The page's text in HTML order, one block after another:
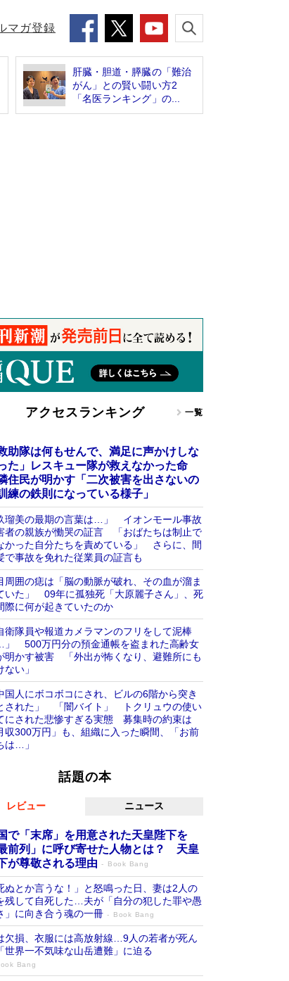
マガ登録
肝臓・胆道・膵臓の「難治
がん」との賢い闘い方2
「名医ランキング」の...
アクセスランキング 一覧
救助隊は何もせんで、満足に声かけしな
た」レスキュー隊が救えなかった命
住民が明かす「二次被害を出さないの
練の鉄則になっている様子」
瑠美の最期の言葉は…」 イオンモール事故
者の親族が慟哭の証言 「おばたちは制止で
かった自分たちを責めている」 さらに、間
で事故を免れた従業員の証言も
周囲の痣は「脳の動脈が破れ、その血が溜ま
いた」 09年に孤独死「大原麗子さん」、死
際に何が起きていたのか
衛隊員や報道カメラマンのフリをして泥棒
」 500万円分の預金通帳を盗まれた高齢女
明かす被害 「外出が怖くなり、避難所にも
ない」
国人にボコボコにされ、ビルの6階から突き
された」 「闇バイト」 トクリュウの使い
にされた悲惨すぎる実態 募集時の約束は
収300万円」も、組織に入った瞬間、「お前
は…」
話題の本
レビュー ニュース
で「末席」を用意された天皇陛下を
最前列」に呼び寄せた人物とは？ 天皇
が尊敬される理由
Book Bang
ぬとか言うな！」と怒鳴った日、妻は2人の
残して自死した…夫が「自分の犯した罪や愚
」に向き合う魂の一冊
Book Bang
欠損、衣服には高放射線…9人の若者が死ん
世界一不気味な山岳遭難」に迫る
Bang